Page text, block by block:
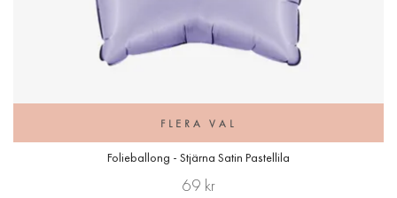
FLERA VAL
Folieballong - Stjärna Satin Pastellila
69 kr